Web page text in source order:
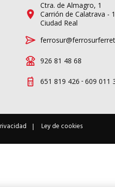
Ctra. de Almagro, 1
Carrión de Calatrava -
Ciudad Real
926 81 48 68
651 819 426 - 609 011
Ley de cookies